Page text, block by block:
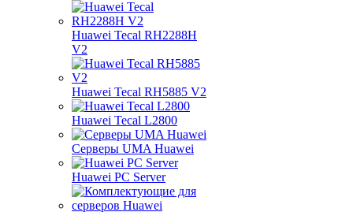
Huawei Tecal RH2288H
V2
Huawei Tecal RH5885 V2
Huawei Tecal L2800
Серверы UMA Huawei
Huawei PC Server